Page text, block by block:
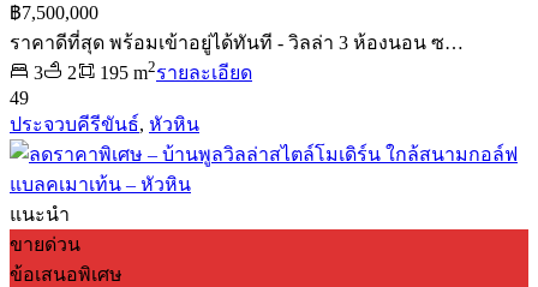
฿7,500,000
ราคาดีที่สุด พร้อมเข้าอยู่ได้ทันที - วิลล่า 3 ห้องนอน ซ…
3
2 195 m2รายละเอียด
49
ประจวบคีรีขันธ์, หัวหิน
แนะนำ
ขายด่วน
ข้อเสนอพิเศษ